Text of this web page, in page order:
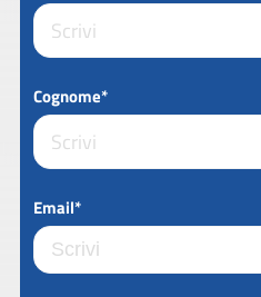
Cognome*
Email*